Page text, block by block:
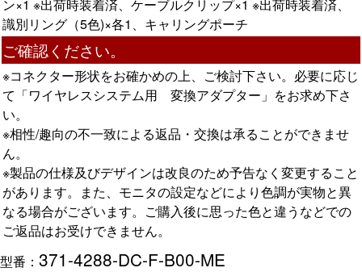
ン×1 ※出荷時装着済、ケーブルクリップ×1 ※出荷時装着済、
識別リング（5色)×各1、キャリングポーチ
ご確認ください。
※コネクター形状をお確かめの上、ご検討下さい。必要に応じ
て「ワイヤレスシステム用 変換アダプター」をお求め下さ
い。
※相性/趣向の不一致による返品・交換は承ることができませ
ん。
※製品の仕様及びデザインは改良のため予告なく変更すること
があります。また、モニタの設定などにより色調が実物と異
なる場合がございます。ご購入後に思った色と違うなどでの
ご返品はお受けできません。
型番： 371-4288-DC-F-B00-ME